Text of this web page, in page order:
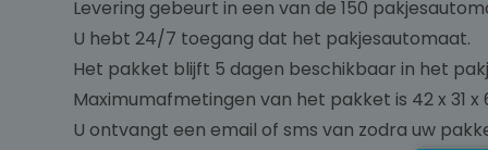
Levering gebeurt in een van de 150
U hebt 24/7 toegang dat het pakjesautomaat.
Het pakket blijft 5 dagen beschikbaar in het
Maximumafmetingen van het pakket is 42 x 31 x
U ontvangt een email of sms van zodra uw